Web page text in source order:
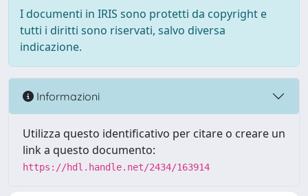
I documenti in IRIS sono protetti da copyright e
tutti i diritti sono riservati, salvo diversa
indicazione.
Informazioni
Utilizza questo identificativo per citare o creare un
link a questo documento:
https://hdl.handle.net/2434/163914